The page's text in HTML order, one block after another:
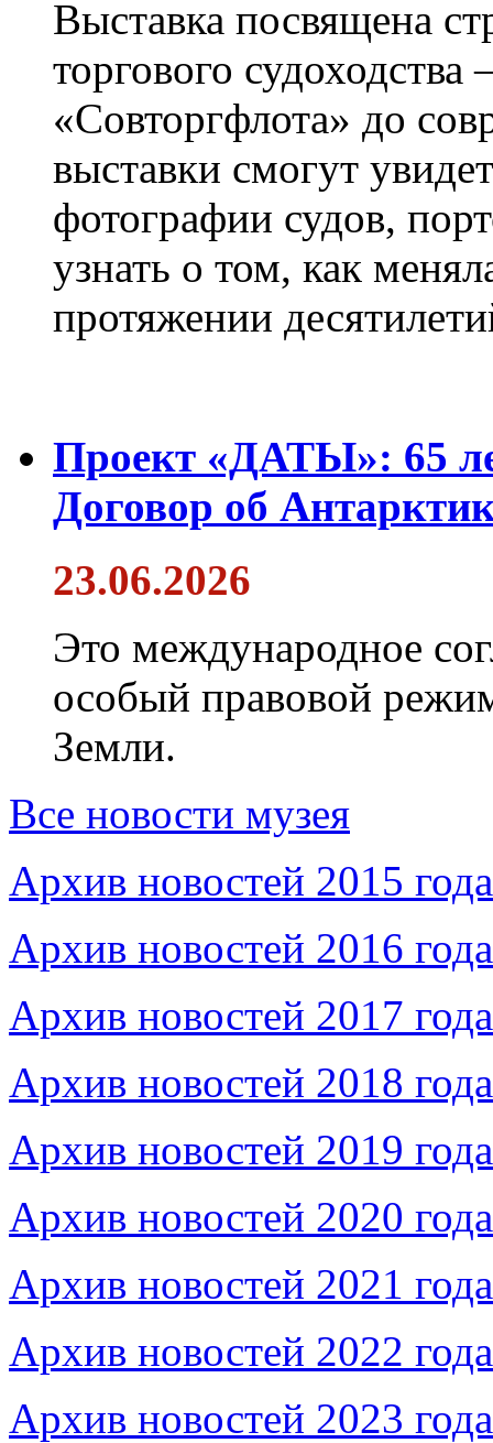
Выставка посвящена
торгового
«Совторгфлота» до
выставки смогут
фотографии судов,
узнать о том, как
протяжении
Проект «ДАТЫ»: 65
Договор об
23.06.2026
Это международное
особый правовой
Земли.
Все новости музея
Архив новостей 2015 года
Архив новостей 2016 года
Архив новостей 2017 года
Архив новостей 2018 года
Архив новостей 2019 года
Архив новостей 2020 года
Архив новостей 2021 года
Архив новостей 2022 года
Архив новостей 2023 года